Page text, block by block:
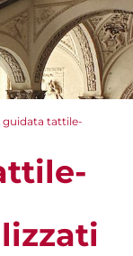
guidata tattile-